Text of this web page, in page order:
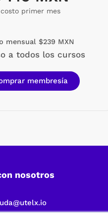
costo primer mes
mensual $239 MXN
a todos los cursos
membresía
nosotros